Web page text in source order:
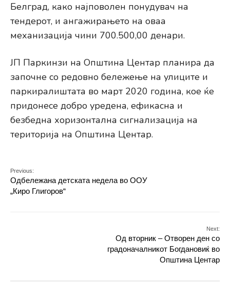
Белград, како најповолен понудувач на
тендерот, и ангажирањето на оваа
механизација чини 700.500,00 денари.
ЈП Паркинзи на Општина Центар планира да
започне со редовно бележење на улиците и
паркиралиштата во март 2020 година, кое ќе
придонесе добро уредена, ефикасна и
безбедна хоризонтална сигнализација на
територија на Општина Центар.
Previous:
Одбележана детската недела во ООУ
„Киро Глигоров“
Next:
Од вторник – Отворен ден со
градоначалникот Богдановиќ во
Општина Центар